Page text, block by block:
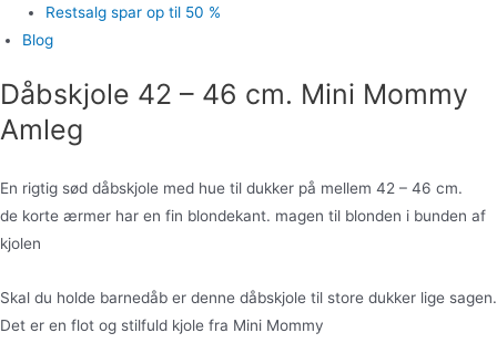
Restsalg spar op til 50 %
Blog
Dåbskjole 42 – 46 cm. Mini Mommy
Amleg
En rigtig sød dåbskjole med hue til dukker på mellem 42 – 46 cm.
de korte ærmer har en fin blondekant. magen til blonden i bunden af
kjolen
Skal du holde barnedåb er denne dåbskjole til store dukker lige sagen.
Det er en flot og stilfuld kjole fra Mini Mommy